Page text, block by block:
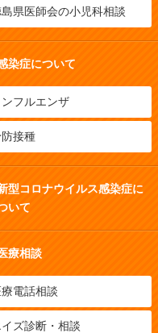
県医師会の小児科相談
染症について
ンフルエンザ
接種
型コロナウイルス感染症に
いて
療相談
療電話相談
イズ診断・相談